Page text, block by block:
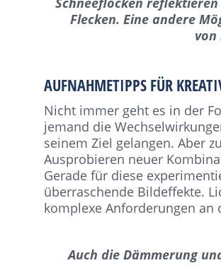
Flecken. Eine andere
von
AUFNAHMETIPPS FÜR
Nicht immer geht es in der
jemand die
seinem Ziel gelangen. Aber
Ausprobieren neuer
Gerade für diese
überraschende Bildeffekte.
komplexe Anforderungen an
Auch die Dämmerung